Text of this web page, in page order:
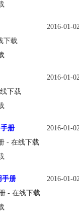
2016-01-
下载
2016-01-
下载
册
2016-01-
- 在线下载
手册
2016-01-
- 在线下载